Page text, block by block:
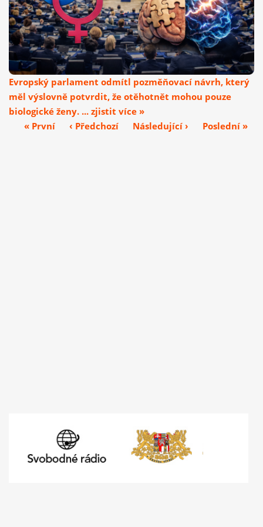
Evropský parlament odmítl pozměňovací návrh, který
měl výslovně potvrdit, že otěhotnět mohou pouze
biologické ženy. ... zjistit více »
« První
‹ Předchozí Následující › Poslední »